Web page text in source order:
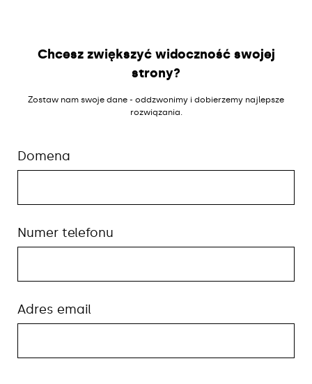
Chcesz zwiększyć widoczność swojej
strony?
Zostaw nam swoje dane - oddzwonimy i dobierzemy najlepsze
rozwiązania.
Domena
Numer telefonu
Adres email